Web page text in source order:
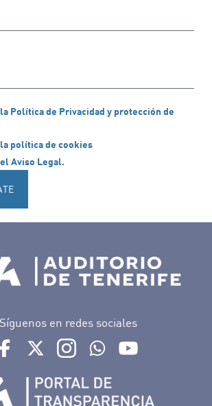
Política de Privacidad y protección de
política de cookies
Aviso Legal.
Síguenos en redes sociales
Ir a perfil de Auditorio de Tenerife en Facebook
Ir a perfil de Auditorio de Tenerife en
Ir a perfil de Auditorio de
Ir al Boletín Whatsapp